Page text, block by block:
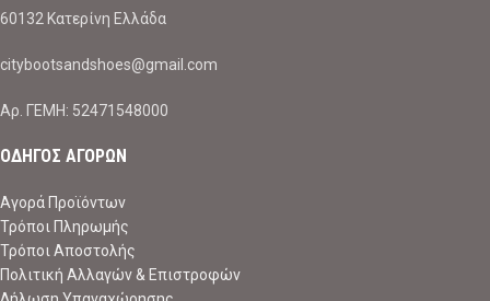
60132 Κατερίνη Ελλάδα
citybootsandshoes@gmail.com
Aρ. ΓΕΜΗ: 52471548000
ΟΔΗΓΟΣ ΑΓΟΡΩΝ
Αγορά Προϊόντων
Τρόποι Πληρωμής
Τρόποι Αποστολής
Πολιτική Αλλαγών & Επιστροφών